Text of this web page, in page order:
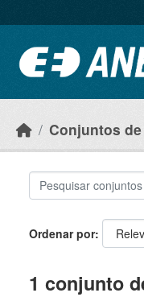
Conjuntos
Ordenar por
1 conjunto